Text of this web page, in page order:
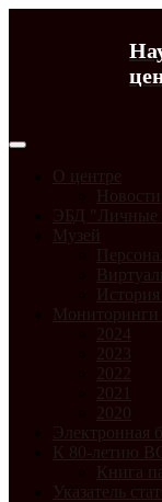
О центре
Новости
ЭБД "Личные
Музей
2024
2023
2022
2021
2020
Электронная
К 80-летию
Книга
Указатель